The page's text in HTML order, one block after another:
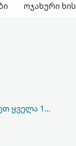
ოჯახური
ᲧᲕᲔᲚᲐ 14,687